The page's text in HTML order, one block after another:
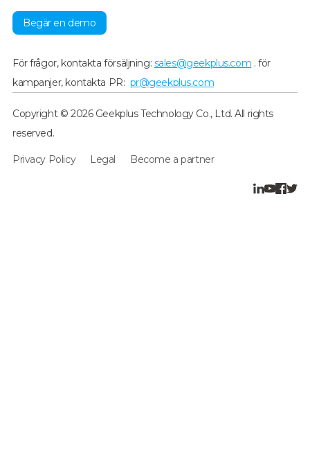
Begär en demo
För frågor, kontakta försäljning: sales@geekplus.com . för
kampanjer, kontakta PR: pr@geekplus.com
Copyright © 2026 Geekplus Technology Co., Ltd. All rights
reserved.
Privacy Policy Legal Become a partner